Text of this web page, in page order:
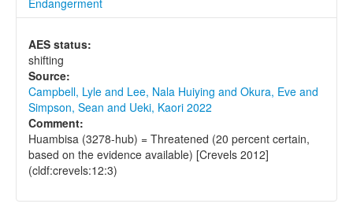
AES status:
shifting
Source:
Campbell, Lyle and Lee, Nala Huiying and Okura, Eve and
Simpson, Sean and Ueki, Kaori 2022
Comment:
Huambisa (3278-hub) = Threatened (20 percent certain,
based on the evidence available) [Crevels 2012]
(cldf:crevels:12:3)